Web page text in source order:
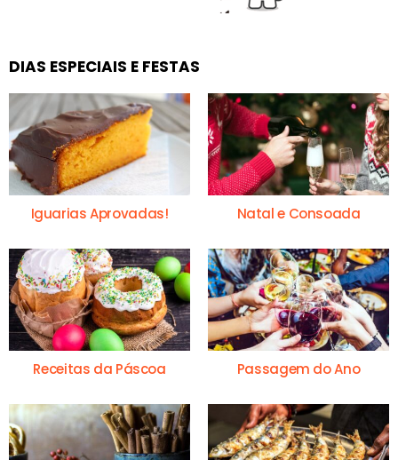
DIAS ESPECIAIS E FESTAS
Iguarias Aprovadas! Natal e Consoada
Receitas da Páscoa Passagem do Ano